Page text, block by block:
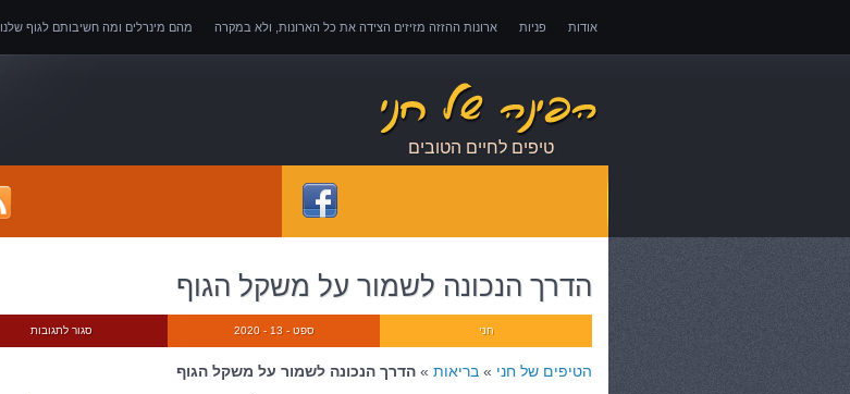
אודות פניות ארונות ההזזה מזיזים הצידה את כל הארונות, ולא במקרה מהם מינרלים ומה חשיבותם לגוף שלנו
אובדן כושר עבודה – כיצד לממש זכויות במקרה של אובדן כושר עבודה
טיפים לחיים הטובים
הדרך הנכונה לשמור על משקל הגוף
סגור לתגובות ספט - 13 - 2020 חני
הטיפים של חני » בריאות » הדרך הנכונה לשמור על משקל הגוף